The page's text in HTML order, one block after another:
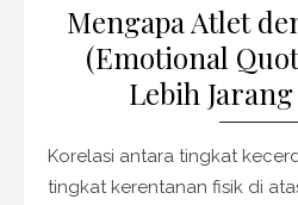
Mengapa Atlet
(Emotional
Lebih
Korelasi antara tingkat
tingkat kerentanan fisik di